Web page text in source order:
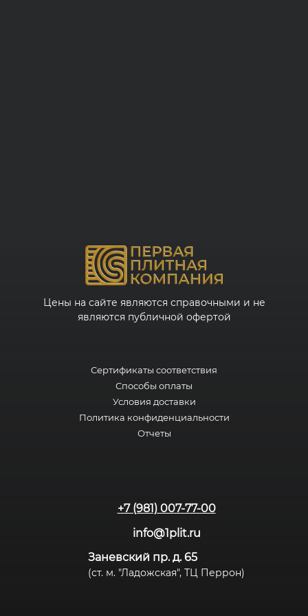
Цены на сайте являются справочными и не
являются публичной офертой
Сертификаты соответствия
Способы оплаты
Условия доставки
Политика конфиденциальности
Отчеты
+7 (981) 007-77-00
info@1plit.ru
Заневский пр. д. 65
(ст. м. "Ладожская", ТЦ Перрон)